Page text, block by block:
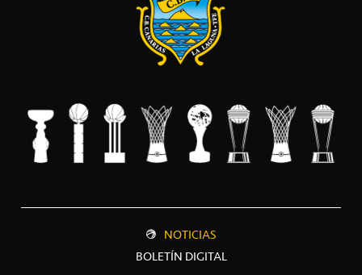
NOTICIAS
BOLETÍN DIGITAL